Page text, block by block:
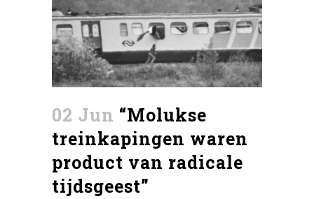
02 Jun “Molukse
treinkapingen waren
product van radicale
tijdsgeest”